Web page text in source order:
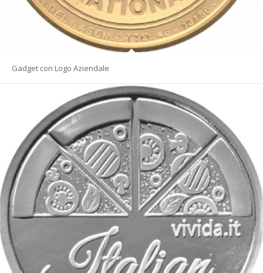
Gadget con Logo Aziendale